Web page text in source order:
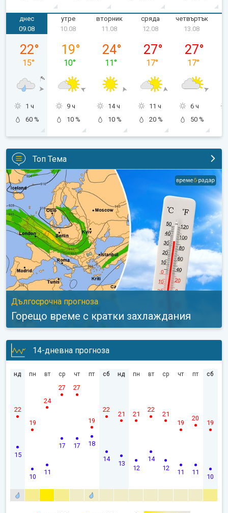
днес
неделя, 09.08
09.08
22°
15°
1 ч
60 %
утре
10.08
19°
10°
9 ч
10 %
вторник
11.08
24°
11°
14 ч
10 %
сряда
12.08
27°
17°
11 ч
20 %
четвъртък
13.08
27°
17°
6 ч
50 %
Топ Тема
Горещо време с кратки захлаждания. Дългосрочна
Дългосрочна прогноза
Горещо време с кратки захлаждания
14-дневна прогноза
нд
15
22
пн
10
19
вт
11
24
ср
17
27
чт
17
27
пт
18
19
сб
14
22
нд
13
21
пн
12
21
вт
14
22
ср
12
21
чт
11
19
пт
11
20
сб
10
19